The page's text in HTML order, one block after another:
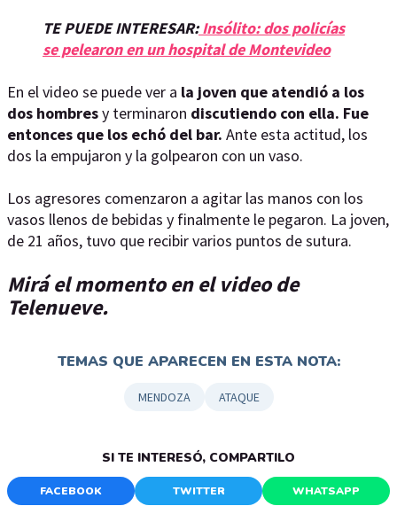
TE PUEDE INTERESAR:Insólito: dos policías
se pelearon en un hospital de Montevideo
En el video se puede ver a la joven que atendió a los
dos hombresy terminaron discutiendo con ella. Fue
entonces que los echó del bar. Ante esta actitud, los
dos la empujaron y la golpearon con un vaso.
Los agresores comenzaron a agitar las manos con los
vasos llenos de bebidas y finalmente le pegaron. La joven,
de 21 años, tuvo que recibir varios puntos de sutura.
Mirá el momento en el video de
Telenueve.
TEMAS QUE APARECEN EN ESTA NOTA:
MENDOZA ATAQUE
SI TE INTERESÓ, COMPARTILO
FACEBOOK TWITTER WHATSAPP